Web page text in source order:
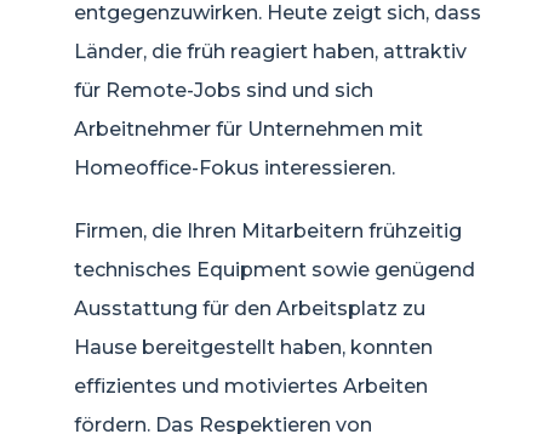
entgegenzuwirken. Heute zeigt sich, dass
Länder, die früh reagiert haben, attraktiv
für Remote-Jobs sind und sich
Arbeitnehmer für Unternehmen mit
Homeoffice-Fokus interessieren.
Firmen, die Ihren Mitarbeitern frühzeitig
technisches Equipment sowie genügend
Ausstattung für den Arbeitsplatz zu
Hause bereitgestellt haben, konnten
effizientes und motiviertes Arbeiten
fördern. Das Respektieren von